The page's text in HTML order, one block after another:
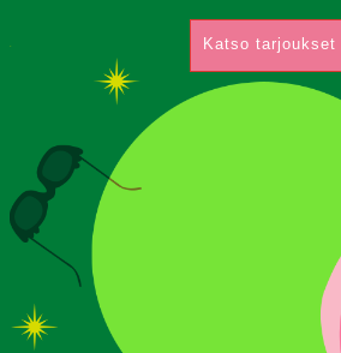
OHJELMISTO
TEATTERI
Katso tarjoukset